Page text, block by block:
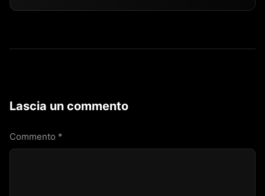
Lascia un commento
Commento *